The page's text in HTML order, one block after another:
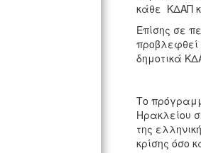
κάθε ΚΔΑΠ
Επίσης σε
προβλεφθεί
δημοτικά
Το
Ηρακλείου
της
κρίσης όσο